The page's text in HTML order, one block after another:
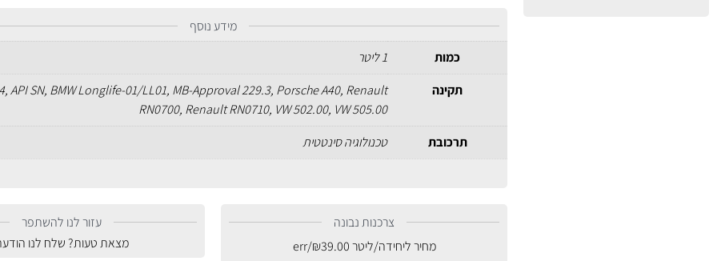
מידע נוסף
כמות
1 ליטר
תקינה
API SN, BMW Longlife-01/LL01, MB-Approval 229.3, Porsche A40, Renault
RN0700, Renault RN0710, VW 502.00, VW 505.00
תרכובת
טכנולוגיה סינטטית
צרכנות נבונה
מחיר ליחידה/ליטר
₪39.00
/err
עזור לנו להשתפר
מצאת טעות? שלח לנו